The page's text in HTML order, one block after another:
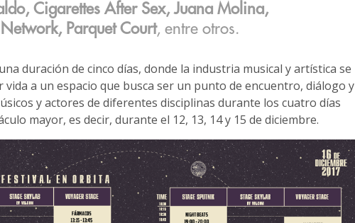
Cigarettes After Sex, Juana Molina,
Network, Parquet Court, entre otros.
duración de cinco días, donde la industria musical y artística se
a un espacio que busca ser un punto de encuentro, diálogo y
y actores de diferentes disciplinas durante los cuatro días
mayor, es decir, durante el 12, 13, 14 y 15 de diciembre.